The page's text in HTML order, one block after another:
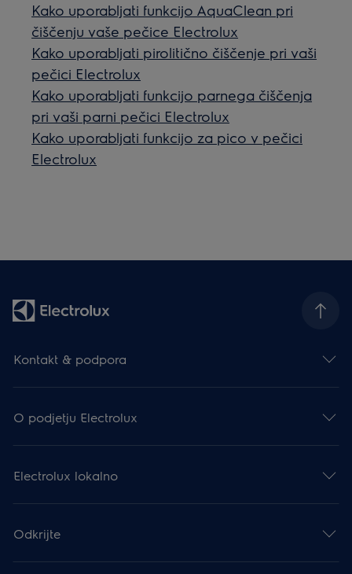
Kako uporabljati funkcijo AquaClean pri
čiščenju vaše pečice Electrolux
Kako uporabljati pirolitično čiščenje pri vaši
pečici Electrolux
Kako uporabljati funkcijo parnega čiščenja
pri vaši parni pečici Electrolux
Kako uporabljati funkcijo za pico v pečici
Electrolux
Kontakt & podpora
O podjetju Electrolux
Electrolux lokalno
Odkrijte